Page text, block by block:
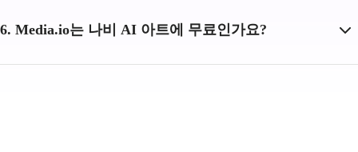
6. Media.io는 나비 AI 아트에 무료인가요?